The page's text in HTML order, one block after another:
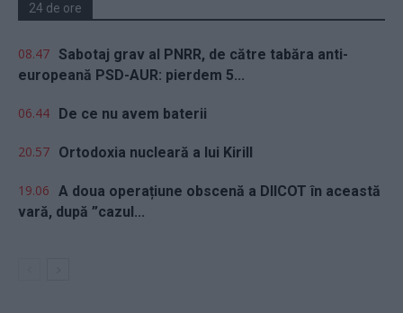
24 de ore
08.47 Sabotaj grav al PNRR, de către tabăra anti-
europeană PSD-AUR: pierdem 5...
06.44 De ce nu avem baterii
20.57 Ortodoxia nucleară a lui Kirill
19.06 A doua operațiune obscenă a DIICOT în această
vară, după ”cazul...